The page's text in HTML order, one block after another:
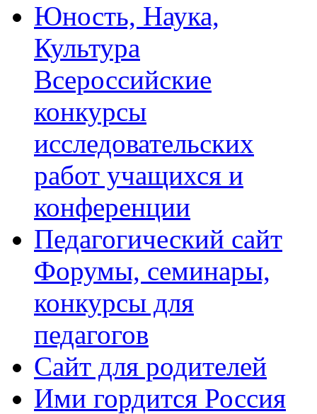
Юность, Наука,
Культура
Всероссийские
конкурсы
исследовательских
работ учащихся и
конференции
Педагогический сайт
Форумы, семинары,
конкурсы для
педагогов
Сайт для родителей
Ими гордится Россия